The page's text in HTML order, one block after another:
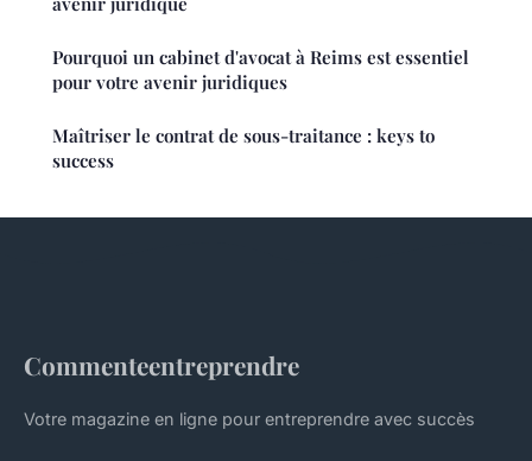
Pourquoi un cabinet d'avocat à Reims est essentiel
pour votre avenir juridiques
Maîtriser le contrat de sous-traitance : keys to
success
Commenteentreprendre
Votre magazine en ligne pour entreprendre avec succès